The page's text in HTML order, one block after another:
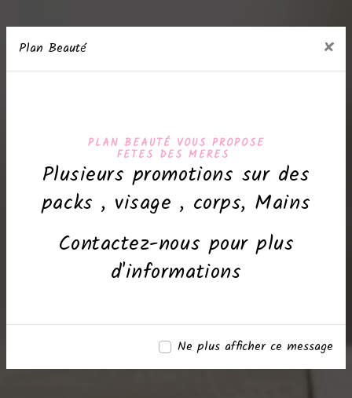
Plan Beauté ×
PLAN BEAUTÉ VOUS PROPOSE
FETES DES MERES
Plusieurs promotions sur des
packs , visage , corps, Mains
Contactez-nous pour plus
d'informations
Ne plus afficher ce message